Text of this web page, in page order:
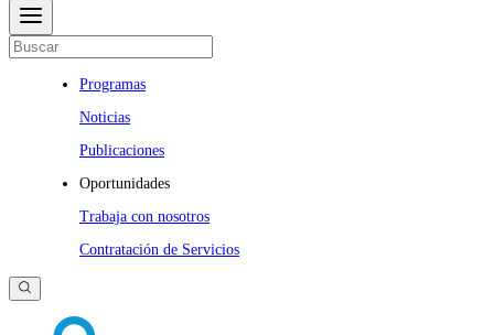
Programas
Noticias
Publicaciones
Oportunidades
Trabaja con nosotros
Contratación de Servicios